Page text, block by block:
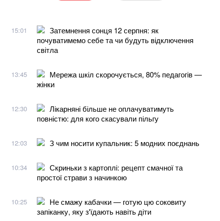
15:01
Затемнення сонця 12 серпня: як
почуватимемо себе та чи будуть відключення
світла
13:45
Мережа шкіл скорочується, 80% педагогів —
жінки
12:30
Лікарняні більше не оплачуватимуть
повністю: для кого скасували пільгу
12:03 З чим носити купальник: 5 модних поєднань
10:34
Скриньки з картоплі: рецепт смачної та
простої страви з начинкою
10:25
Не смажу кабачки — готую цю соковиту
запіканку, яку з'їдають навіть діти